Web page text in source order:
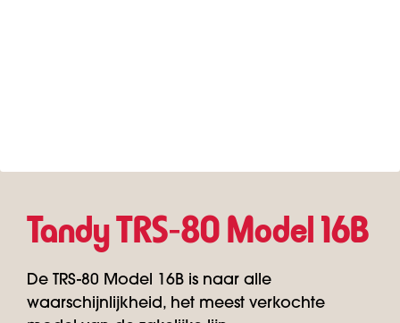
Tandy TRS‑80 Model 16B
De TRS-80 Model 16B is naar alle
waarschijnlijkheid, het meest verkochte